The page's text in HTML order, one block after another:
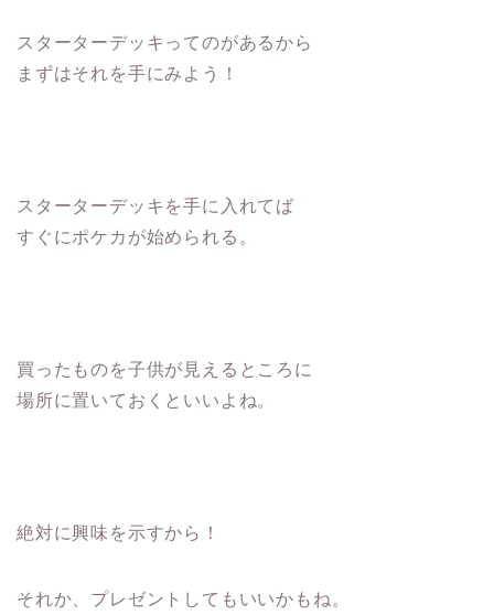
スターターデッキってのがあるから
まずはそれを手にみよう！
スターターデッキを手に入れてば
すぐにポケカが始められる。
買ったものを子供が見えるところに
場所に置いておくといいよね。
絶対に興味を示すから！
それか、プレゼントしてもいいかもね。